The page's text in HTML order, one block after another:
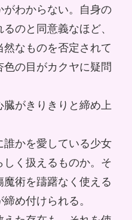
わからない。自身の
のと同意義なほど、
なものを否定されて
の目がカクヤに疑問
がきりきりと締め上
かを愛している少女
く扱えるものか。そ
術を躊躇なく使える
め付けられる。